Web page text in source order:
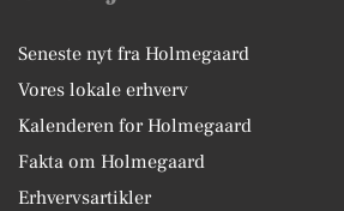
Seneste nyt fra Holmegaard
Vores lokale erhverv
Kalenderen for Holmegaard
Fakta om Holmegaard
Erhvervsartikler